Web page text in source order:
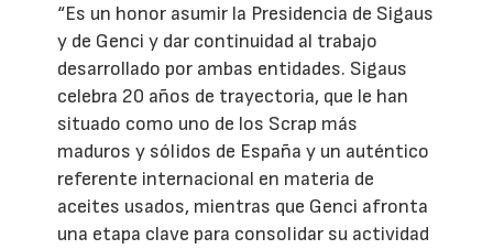
“Es un honor asumir la Presidencia de Sigaus
y de Genci y dar continuidad al trabajo
desarrollado por ambas entidades. Sigaus
celebra 20 años de trayectoria, que le han
situado como uno de los Scrap más
maduros y sólidos de España y un auténtico
referente internacional en materia de
aceites usados, mientras que Genci afronta
una etapa clave para consolidar su actividad